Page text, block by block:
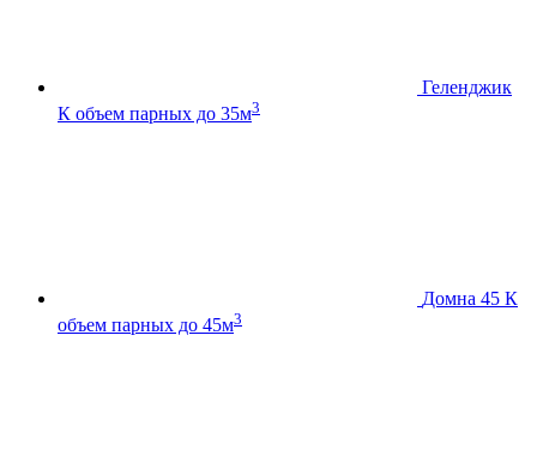
Геленджик
К объем парных до 35м3
Домна 45 К
объем парных до 45м3